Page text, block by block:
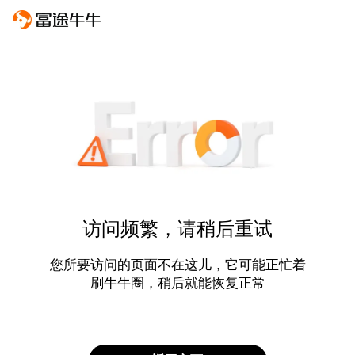
访问频繁，请稍后重试
您所要访问的页面不在这儿，它可能正忙着
刷牛牛圈，稍后就能恢复正常